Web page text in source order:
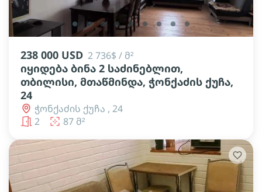
lens lens lens lens lens lens lens lens lens
238 000 USD 2 736$ / მ²
იყიდება ბინა 2 საძინებლით,
თბილისი, მთაწმინდა, ჭონქაძის ქუჩა,
24
ჭონქაძის ქუჩა , 24
2
87 მ²